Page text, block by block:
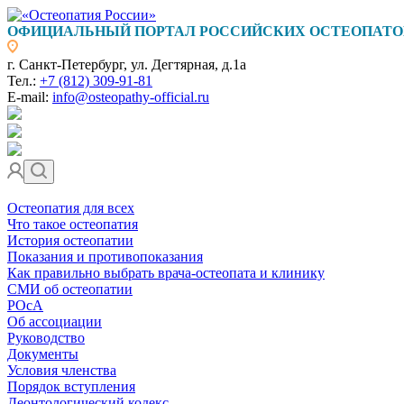
ОФИЦИАЛЬНЫЙ ПОРТАЛ РОССИЙСКИХ
г. Санкт-Петербург, ул. Дегтярная, д.1а
Тел.: +7 (812) 309-91-81
E-mail: info@osteopathy-official.ru
Остеопатия для всех
Что такое остеопатия
История остеопатии
Показания и противопоказания
Как правильно выбрать врача-остеопата и клинику
СМИ об остеопатии
РОсА
Об ассоциации
Руководство
Документы
Условия членства
Порядок вступления